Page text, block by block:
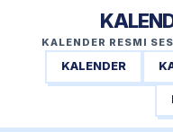
KALENDER RESMI
KALENDER